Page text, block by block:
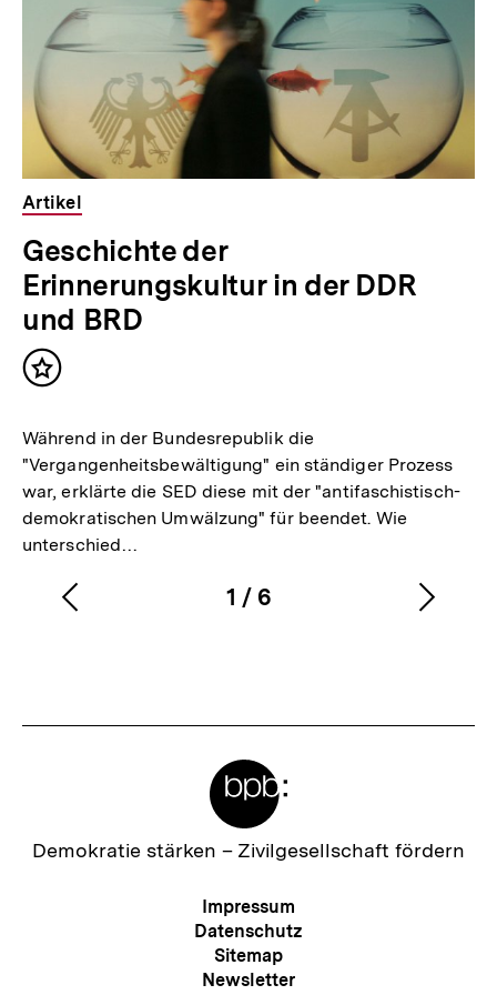
Artikel
Geschichte der
Erinnerungskultur in der DDR
und BRD
Inhalt
Während in der Bundesrepublik die
"Vergangenheitsbewältigung" ein ständiger Prozess
war, erklärte die SED diese mit der "antifaschistisch-
demokratischen Umwälzung" für beendet. Wie
unterschied…
Karussellinhalt
1
von
/ 6
Vorherigen
Zur
Demokratie stärken – Zivilgesellschaft fördern
Meta-
Navigation
Impressum
Datenschutz
Sitemap
Newsletter